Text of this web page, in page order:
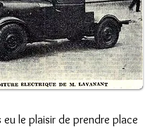
eu le plaisir de prendre place